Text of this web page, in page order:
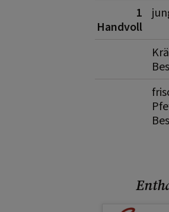
1
Handvoll